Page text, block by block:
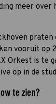
meer over
praten
vooruit op
Orkest is te
op in de
te zien?